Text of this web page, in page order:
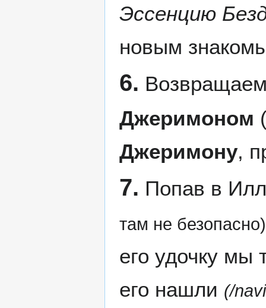
Эссенцию
новым
6.
Джеримоном
Джеримону,
7. Попав в
там не безопасно)
его удочку мы
его нашли (/